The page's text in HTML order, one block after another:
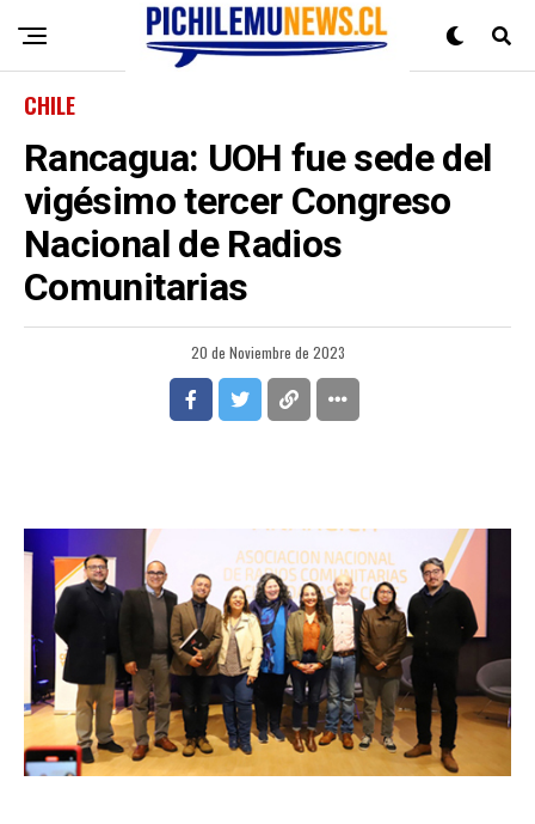
CHILE
Rancagua: UOH fue sede del
vigésimo tercer Congreso
Nacional de Radios
Comunitarias
20 de Noviembre de 2023